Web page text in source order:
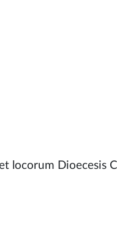
locorum Dioecesis